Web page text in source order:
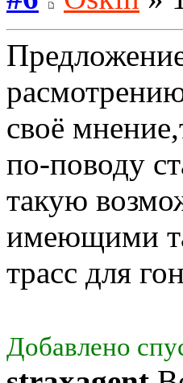
своё
по-поводу
такую
имеющими
трасс для
Добавлено